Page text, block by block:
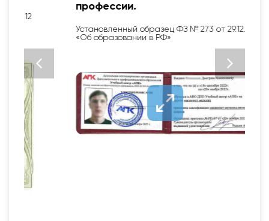
профессии.
Установленный образец ФЗ № 273 от 29.12.12
«Об образовании в РФ»